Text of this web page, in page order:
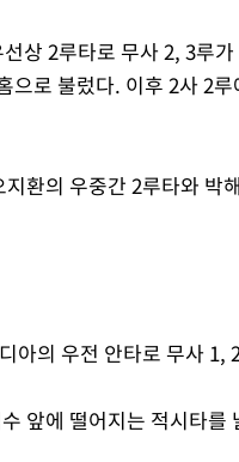
상 2루타로 무사 2, 3루
으로 불렀다. 이후 2사 2
환의 우중간 2루타와 박
아의 우전 안타로 무사 1,
앞에 떨어지는 적시타를